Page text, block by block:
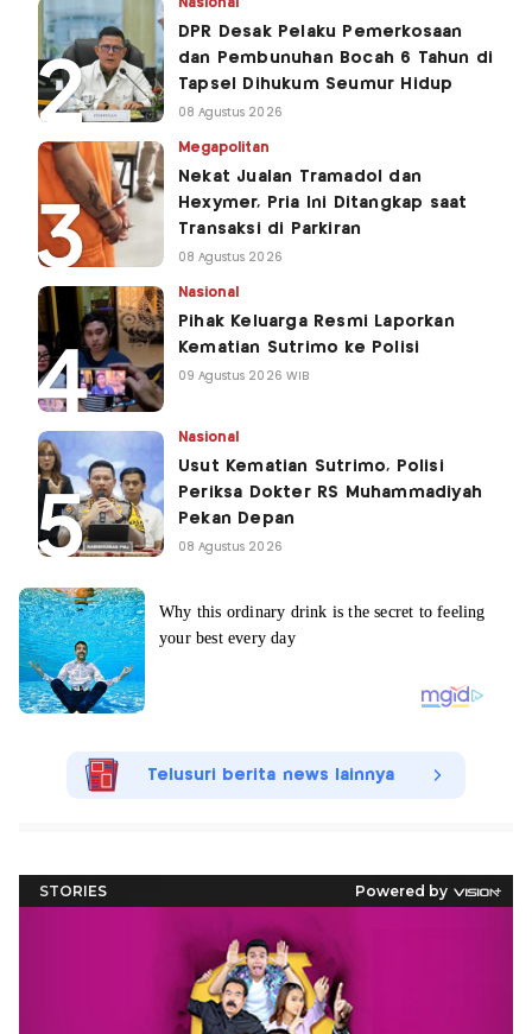
Nasional
DPR Desak Pelaku Pemerkosaan
dan Pembunuhan Bocah 6 Tahun di
Tapsel Dihukum Seumur Hidup
08 Agustus 2026
Megapolitan
Nekat Jualan Tramadol dan
Hexymer, Pria Ini Ditangkap saat
Transaksi di Parkiran
08 Agustus 2026
Nasional
Pihak Keluarga Resmi Laporkan
Kematian Sutrimo ke Polisi
09 Agustus 2026 WIB
Nasional
Usut Kematian Sutrimo, Polisi
Periksa Dokter RS Muhammadiyah
Pekan Depan
08 Agustus 2026
Telusuri berita news lainnya